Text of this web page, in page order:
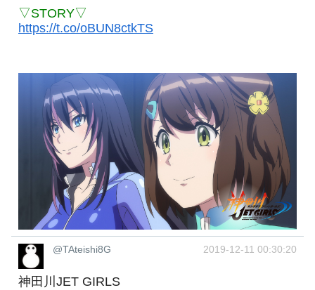
▽STORY▽
https://t.co/oBUN8ctkTS
@TAteishi8G 2019-12-11 00:30:20
神田川JET GIRLS